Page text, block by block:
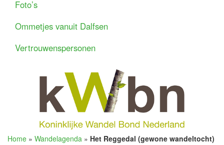
Foto’s
Ommetjes vanuit Dalfsen
Vertrouwenspersonen
Home » Wandelagenda » Het Reggedal (gewone wandeltocht)